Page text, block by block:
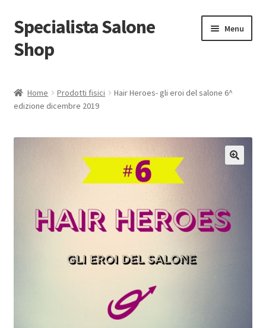
Vai
alla
navigazione
Vai
al
contenuto
Specialista Salone
Shop
Menu
Carrello
Cassa
Condizioni di vendita
Il mio account
INFORMATIVA PER IL TRATTAMENTO DEI DATI
Home Prodotti fisici
Hair Heroes- gli eroi del salone 6^
edizione dicembre 2019